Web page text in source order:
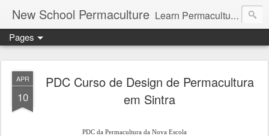
New School Permaculture Learn Permaculture Design Courses in Europe with Helder Valente, one of the original students of Bill Mollison the creator of Permaculture Design.
Pages
APR
10
PDC Curso de Design de Permacultura
em Sintra
PDC da Permacultura da Nova Escola